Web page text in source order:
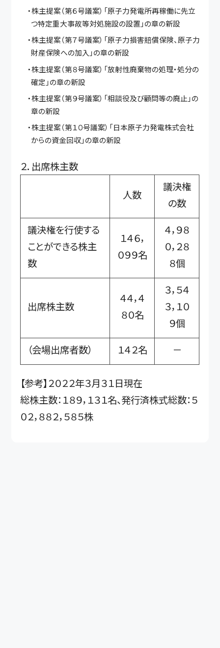
・株主提案（第６号議案）「原子力発電所再稼働に先立
つ特定重大事故等対処施設の設置」の章の新設
・株主提案（第７号議案）「原子力損害賠償保険、原子力
財産保険への加入」の章の新設
・株主提案（第８号議案）「放射性廃棄物の処理・処分の
確定」の章の新設
・株主提案（第９号議案）「相談役及び顧問等の廃止」の
章の新設
・株主提案（第１０号議案）「日本原子力発電株式会社
からの資金回収」の章の新設
２．出席株主数
人数
議決権
の数
議決権を行使する
ことができる株主
数
１４６，
０９９名
４，９８
０，２８
８個
出席株主数
４４，４
８０名
３，５４
３，１０
９個
（会場出席者数）
１４２名 －
【参考】２０２２年３月３１日現在
総株主数：１８９，１３１名、発行済株式総数：５
０２，８８２，５８５株